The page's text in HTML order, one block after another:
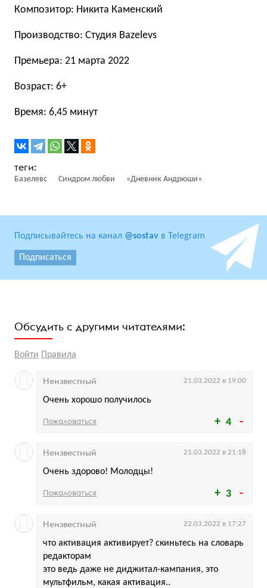
Композитор: Никита Каменский
Производство: Студия Bazelevs
Премьера: 21 марта 2022
Возраст: 6+
Время: 6,45 минут
Базелевс Синдром любви «Дневник Андрюши»
Подписывайтесь на канал @sostav в Telegram
Подписаться
Обсудить с другими читателями:
Войти Правила
4
Очень хорошо получилось
Неизвестный 21.03.2022 в 19:00
Пожаловаться
3
Очень здорово! Молодцы!
Неизвестный 21.03.2022 в 21:18
Пожаловаться
что активация активирует? скиньтесь на словарь
редакторам
это ведь даже не диджитал-кампания, это
мультфильм, какая активация..
Неизвестный 22.03.2022 в 17:27